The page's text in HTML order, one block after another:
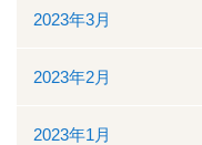
2023年3月
2023年2月
2023年1月